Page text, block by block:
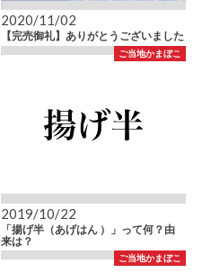
2020/11/02
【完売御礼】ありがとうございました
ご当地かまぼこ
2019/10/22
「揚げ半（あげはん ）」って何？由
来は？
ご当地かまぼこ